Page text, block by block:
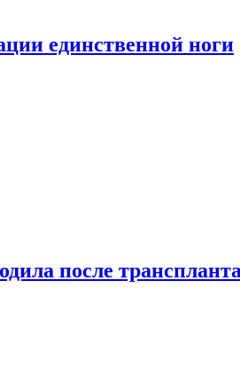
единственной ноги
после